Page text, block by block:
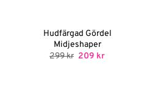
Hudfärgad Gördel
Midjeshaper
299kr Det
209 krDet